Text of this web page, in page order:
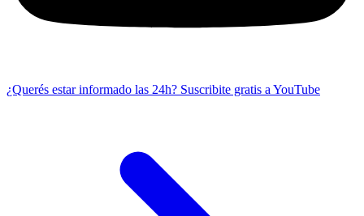
¿Querés estar informado las 24h? Suscribite gratis a YouTube